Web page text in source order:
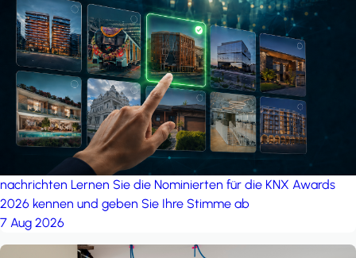
nachrichten Lernen Sie die Nominierten für die KNX Awards
2026 kennen und geben Sie Ihre Stimme ab
7 Aug 2026